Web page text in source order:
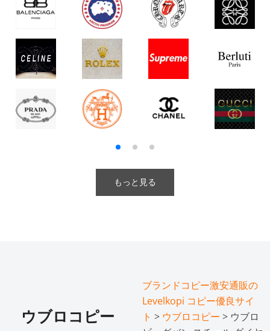
もっと見る
ウブロコピー
ブランドコピー激安通販の
Levelkopi コピー優良サイ
ト > ウブロコピー > ウブロ